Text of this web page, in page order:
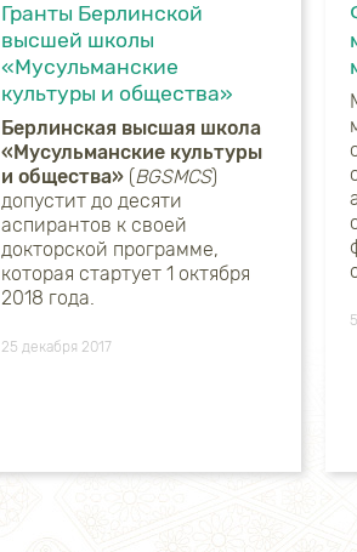
Гранты Берлинской
высшей школы
«Мусульманские
культуры и общества»
Берлинская высшая школа
«Мусульманские культуры
и общества» (BGSMCS)
допустит до десяти
аспирантов к своей
докторской программе,
которая стартует 1 октября
2018 года.
25 декабря 2017